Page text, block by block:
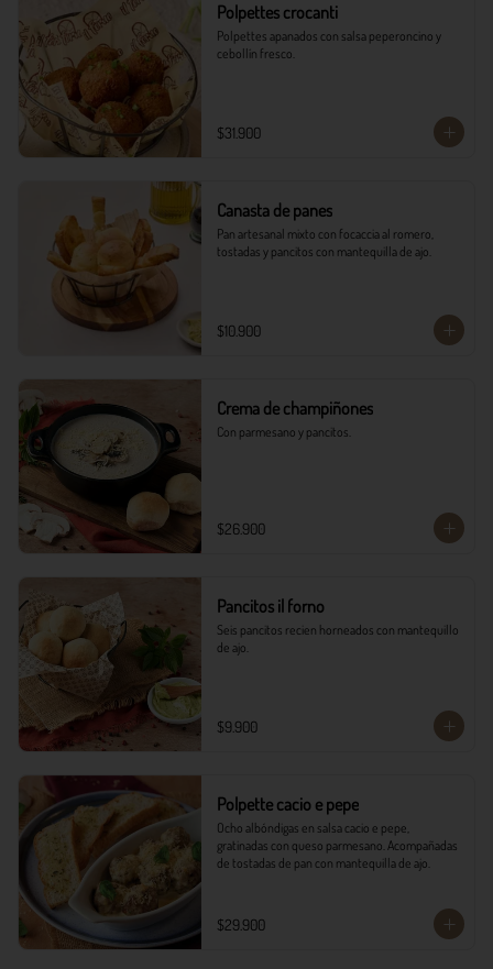
Polpettes crocanti
Polpettes apanados con salsa peperoncino y
cebollín fresco.
$31.900
Canasta de panes
Pan artesanal mixto con focaccia al romero,
tostadas y pancitos con mantequilla de ajo.
$10.900
Crema de champiñones
Con parmesano y pancitos.
$26.900
Pancitos il forno
Seis pancitos recien horneados con mantequillo
de ajo.
$9.900
Polpette cacio e pepe
Ocho albóndigas en salsa cacio e pepe,
gratinadas con queso parmesano. Acompañadas
de tostadas de pan con mantequilla de ajo.
$29.900